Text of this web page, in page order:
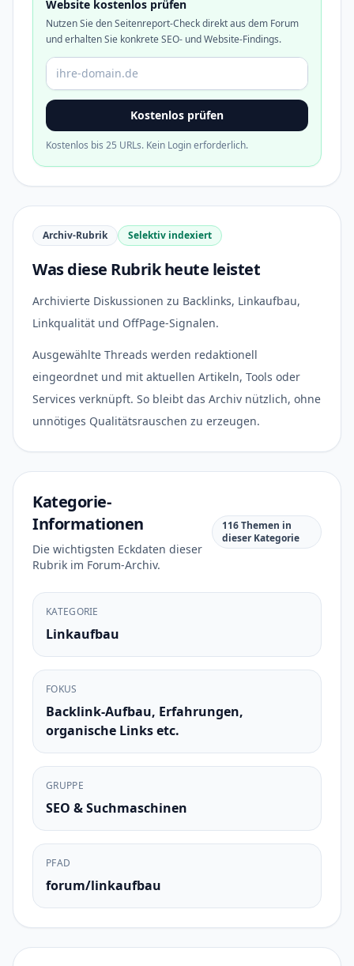
Website kostenlos prüfen
Nutzen Sie den Seitenreport-Check direkt aus dem Forum
und erhalten Sie konkrete SEO- und Website-Findings.
Domain oder URL
Kostenlos prüfen
Kostenlos bis 25 URLs. Kein Login erforderlich.
Archiv-Rubrik Selektiv indexiert
Was diese Rubrik heute leistet
Archivierte Diskussionen zu Backlinks, Linkaufbau,
Linkqualität und OffPage-Signalen.
Ausgewählte Threads werden redaktionell
eingeordnet und mit aktuellen Artikeln, Tools oder
Services verknüpft. So bleibt das Archiv nützlich, ohne
unnötiges Qualitätsrauschen zu erzeugen.
Kategorie-
Informationen
Die wichtigsten Eckdaten dieser
Rubrik im Forum-Archiv.
116 Themen in
dieser Kategorie
KATEGORIE
Linkaufbau
FOKUS
Backlink-Aufbau, Erfahrungen,
organische Links etc.
GRUPPE
SEO & Suchmaschinen
PFAD
forum/linkaufbau